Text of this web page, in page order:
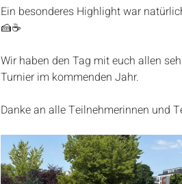
Ein besonderes Highlight war
🍰☕
Wir haben den Tag mit euch allen
Turnier im kommenden Jahr.
Danke an alle Teilnehmerinnen und